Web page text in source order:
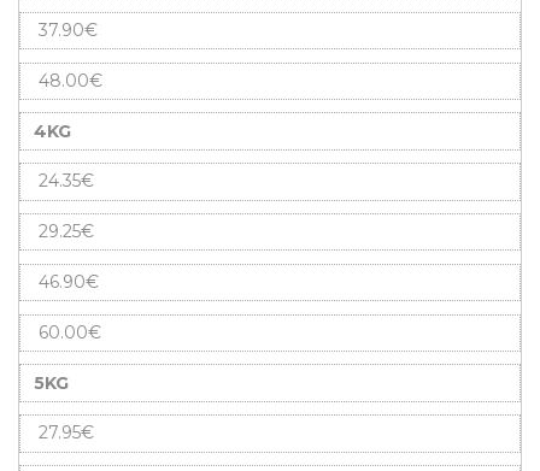
37.90€
48.00€
4KG
24.35€
29.25€
46.90€
60.00€
5KG
27.95€